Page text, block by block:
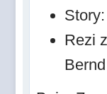
Rezi